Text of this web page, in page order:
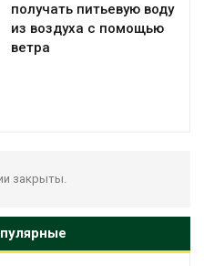
получать питьевую воду
из воздуха с помощью
ветра
закрыты.